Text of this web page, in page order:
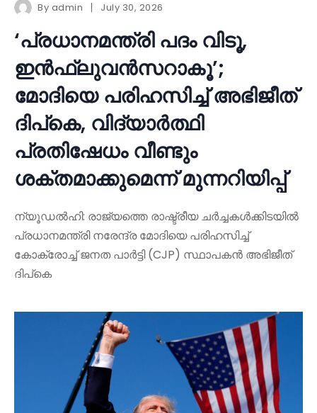
By admin July 30, 2026
‘പ്രധാനമന്ത്രി പദം വിടൂ,
ഇൻഫ്ലുവൻസറാകൂ’;
മോദിയെ പരിഹസിച്ച് അഭിജീത്
ദിപ്കെ, വിദ്യാർത്ഥി
പ്രതിഷേധം വീണ്ടും
ശക്തമാക്കുമെന്ന് മുന്നറിയിപ്പ്
ന്യൂഡൽഹി: രാജ്യത്തെ രാഷ്ട്രീയ ചർച്ചകൾക്കിടയിൽ
പ്രധാനമന്ത്രി നരേന്ദ്ര മോദിയെ പരിഹസിച്ച്
കോക്രോച്ച് ജനത പാർട്ടി (CJP) സ്ഥാപകൻ അഭിജീത്
ദിപ്കെ